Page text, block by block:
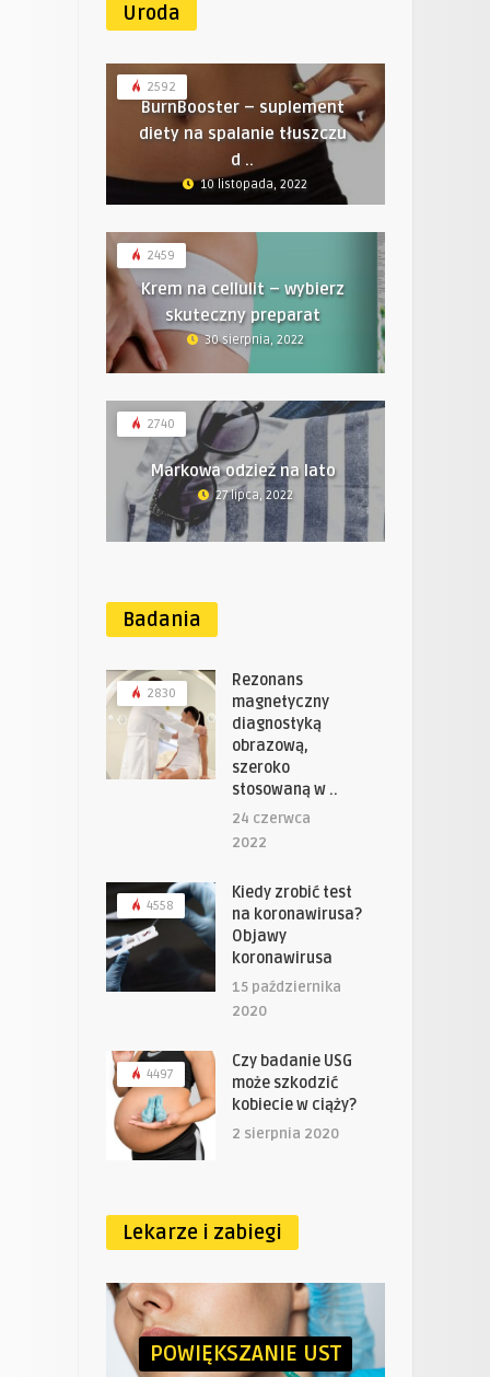
Uroda
2592
BurnBooster – suplement
diety na spalanie tłuszczu
d ..
10 listopada, 2022
2459
Krem na cellulit – wybierz
skuteczny preparat
30 sierpnia, 2022
2740
Markowa odzież na lato
27 lipca, 2022
Badania
2830
Rezonans
magnetyczny
diagnostyką
obrazową,
szeroko
stosowaną w ..
24 czerwca
2022
4558
Kiedy zrobić test
na koronawirusa?
Objawy
koronawirusa
15 października
2020
4497
Czy badanie USG
może szkodzić
kobiecie w ciąży?
2 sierpnia 2020
Lekarze i zabiegi
POWIĘKSZANIE UST